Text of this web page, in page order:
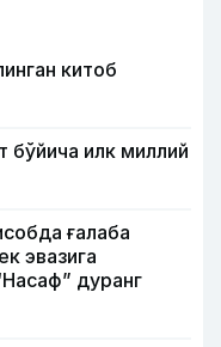
китоб
бўйича илк миллий
ғалаба
эвазига
дуранг